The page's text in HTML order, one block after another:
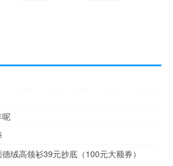
呢
绒高领衫39元抄底（100元大额券）